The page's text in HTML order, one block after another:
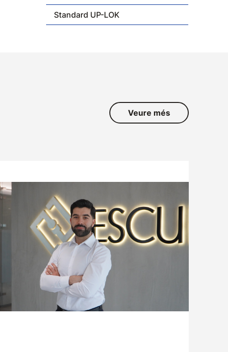
ATENCIÓ AL CLIENT
TREBALLA AMB NOSALTRES
SOL·LICITUD DE MOSTRES
Standard UP-LOK
Veure més